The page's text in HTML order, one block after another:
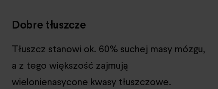
Dobre tłuszcze
Tłuszcz stanowi ok. 60% suchej masy mózgu,
a z tego większość zajmują
wielonienasycone kwasy tłuszczowe.